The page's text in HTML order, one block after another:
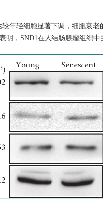
年轻细胞显著下调，细胞衰
明，SND1在人结肠腺瘤组织中